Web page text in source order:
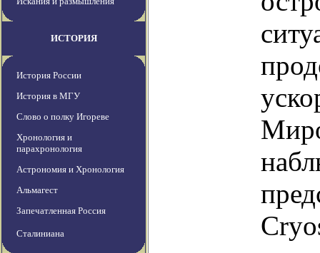
ИСТОРИЯ
История России
История в МГУ
Слово о полку Игореве
Хронология и
парахронология
Астрономия и Хронология
Альмагест
Запечатленная Россия
Сталиниана